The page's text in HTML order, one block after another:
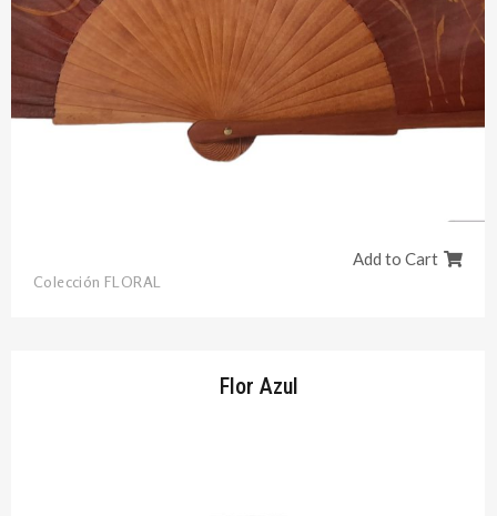
Add to Cart
Colección FLORAL
Flor Azul